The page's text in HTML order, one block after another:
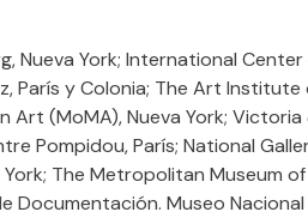
Nueva York; International
París y Colonia; The Art Institute
Art (MoMA), Nueva York;
Pompidou, París; National
The Metropolitan Museum
Documentación. Museo